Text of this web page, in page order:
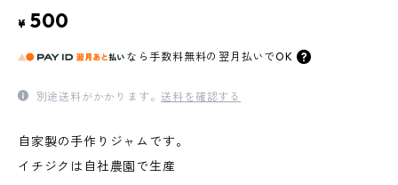
¥ 500
なら 手数料無料の 翌月払いでOK
別途送料がかかります。送料を確認する
自家製の手作りジャムです。
イチジクは自社農園で生産